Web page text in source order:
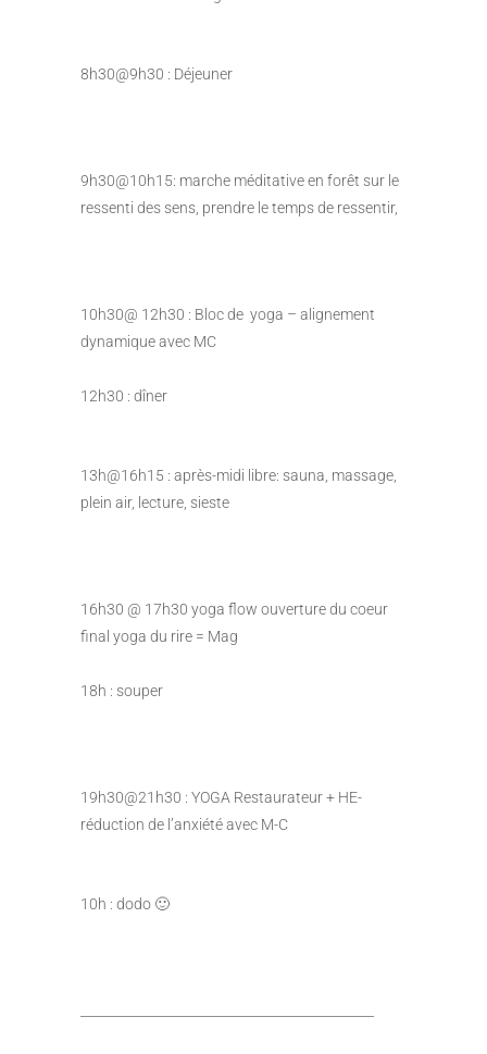
8h30@9h30 : Déjeuner
9h30@10h15: marche méditative en forêt sur le
ressenti des sens, prendre le temps de ressentir,
10h30@ 12h30 : Bloc de yoga – alignement
dynamique avec MC
12h30 : dîner
13h@16h15 : après-midi libre: sauna, massage,
plein air, lecture, sieste
16h30 @ 17h30 yoga flow ouverture du coeur
final yoga du rire = Mag
18h : souper
19h30@21h30 : YOGA Restaurateur + HE-
réduction de l’anxiété avec M-C
10h : dodo 🙂